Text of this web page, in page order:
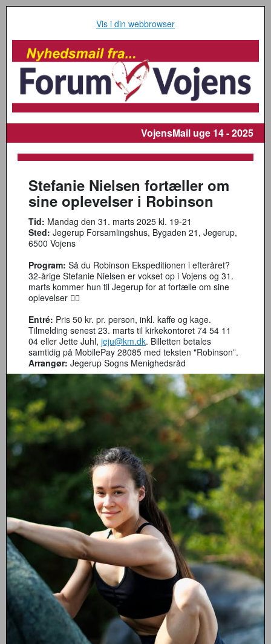
Vis i din webbrowser
VojensMail uge 14 - 2025
Stefanie Nielsen fortæller om
sine oplevelser i Robinson
Tid: Mandag den 31. marts 2025 kl. 19-21
Sted: Jegerup Forsamlingshus, Bygaden 21, Jegerup,
6500 Vojens
Program: Så du Robinson Ekspeditionen i efteråret?
32-årige Stefanie Nielsen er vokset op i Vojens og 31.
marts kommer hun til Jegerup for at fortælle om sine
oplevelser 👌🏻
Entré: Pris 50 kr. pr. person, inkl. kaffe og kage.
Tilmelding senest 23. marts til kirkekontoret 74 54 11
04 eller Jette Juhl, jeju@km.dk. Billetten betales
samtidig på MobilePay 28085 med teksten "Robinson”.
Arrangør: Jegerup Sogns Menighedsråd